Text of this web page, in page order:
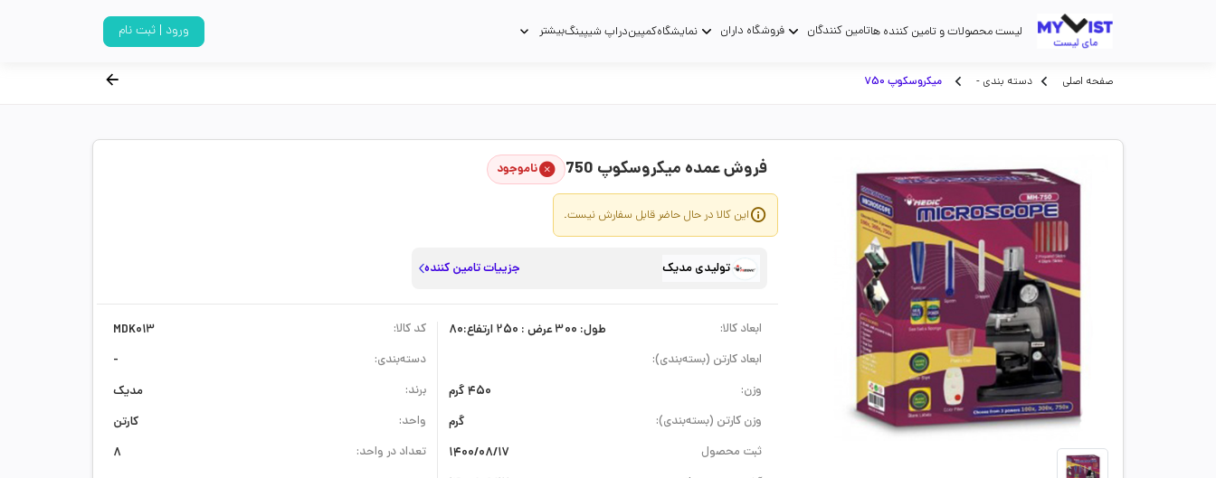
لیست محصولات و تامین کننده هاتامین کنندگان فروشگاه داران نمایشگاهکمپیندراپ شیپینگبیشتر ورود | ثبت نام
صفحه اصلی دسته بندی - میکروسکوپ 750
فروش عمده میکروسکوپ 750 ناموجود
این کالا در حال حاضر قابل سفارش نیست.
تولیدی مدیک جزییات تامین کننده
ابعاد کالا: طول: 300 عرض : 250 ارتفاع:80
ابعاد کارتن (بسته‌بندی):
وزن:
450 گرم
وزن کارتن (بسته‌بندی): گرم
ثبت محصول 1400/08/17
کد کالا: MDK013
دسته‌بندی: -
برند: مدیک
واحد: کارتن
تعداد در واحد: 8